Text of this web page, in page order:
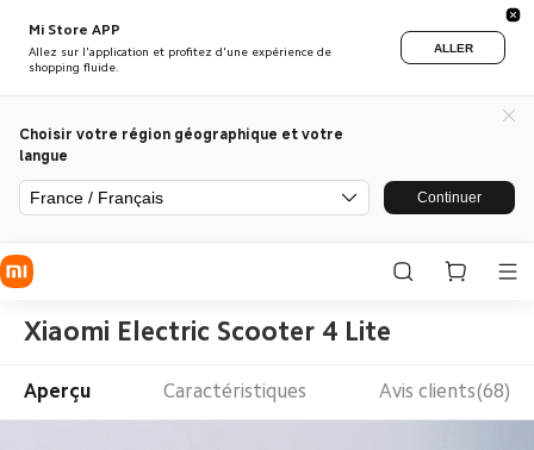
Mi Store APP
Allez sur l'application et profitez d'une expérience de
shopping fluide.
ALLER
Choisir votre région géographique et votre
langue
France / Français Continuer
Xiaomi Electric Scooter 4 Lite
Aperçu Caractéristiques Avis clients(68)